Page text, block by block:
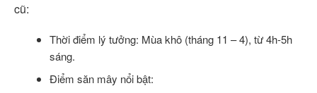
cũ:
Thời điểm lý tưởng: Mùa khô (tháng 11 – 4), từ 4h-5h
sáng.
Điểm săn mây nổi bật: